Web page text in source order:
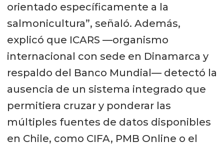
orientado específicamente a la
salmonicultura”, señaló. Además,
explicó que ICARS —organismo
internacional con sede en Dinamarca y
respaldo del Banco Mundial— detectó la
ausencia de un sistema integrado que
permitiera cruzar y ponderar las
múltiples fuentes de datos disponibles
en Chile, como CIFA, PMB Online o el